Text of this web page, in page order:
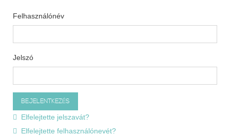
Felhasználónév
Jelszó
Elfelejtette jelszavát?
Elfelejtette felhasználónevét?